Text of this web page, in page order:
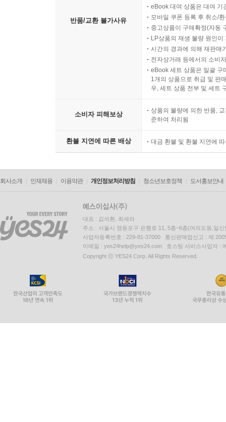
반품/교환 불가사유
eBook 대여 상품은 대여 기
모바일 쿠폰 등록 후 취소/
중고상품이 구매확정(자동
LP상품의 재생 불량 원인
시간의 경과에 의해 재판매
전자상거래 등에서의 소비
eBook 세트 상품은 일괄 구
1개의 상품으로 취급 및 판
우, 세트 상품 전부 및 세트
소비자 피해보상
상품의 불량에 의한 반품,
준하여 처리됨
환불 지연에 따른 배상 대금 환불 및 환불 지연에
회사소개 인재채용 이용약관 개인정보처리방침 청소년보호정책 도서홍보안내
대표 : 김석환, 최세라
주소 : 서울시 영등포구 은행로 11, 5층~6층(여의도동,일신
사업자등록번호 : 229-81-37000 통신판매업신고 : 제
이메일 : yes24help@yes24.com 호스팅 서비스사업자 :
Copyright ⓒ YES24 Corp. All Rights Reserved.